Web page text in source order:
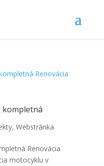
kompletná
, Webstránka
Renovácia
motocyklu v